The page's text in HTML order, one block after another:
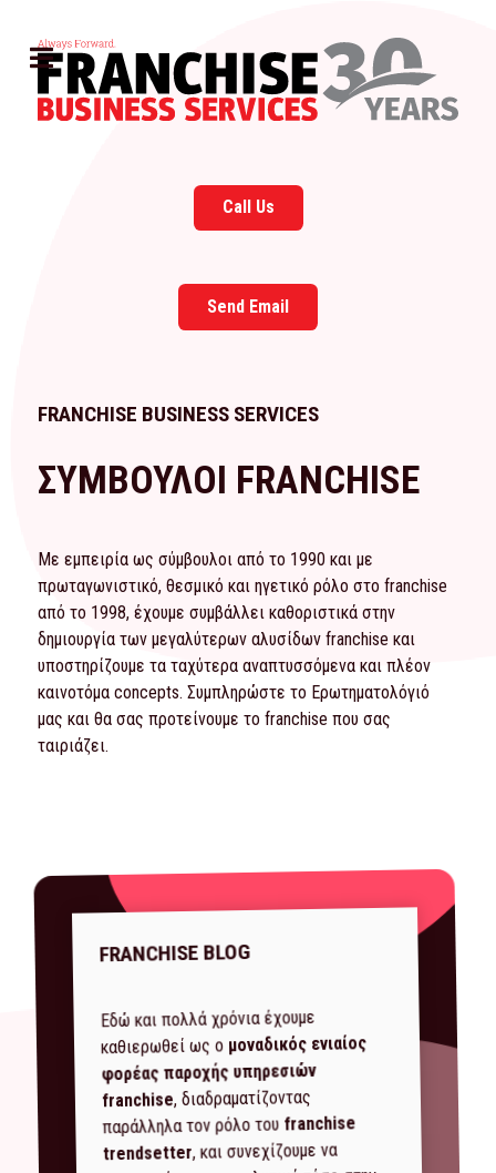
Call Us
Send Email
FRANCHISE BUSINESS SERVICES
ΣΥΜΒΟΥΛΟΙ FRANCHISE
Με εμπειρία ως σύμβουλοι από το 1990 και με
πρωταγωνιστικό, θεσμικό και ηγετικό ρόλο στο franchise
από το 1998, έχουμε συμβάλλει καθοριστικά στην
δημιουργία των μεγαλύτερων αλυσίδων franchise και
υποστηρίζουμε τα ταχύτερα αναπτυσσόμενα και πλέον
καινοτόμα concepts. Συμπληρώστε το Ερωτηματολόγιό
μας και θα σας προτείνουμε το franchise που σας
ταιριάζει.
FRANCHISE BLOG
Εδώ και πολλά χρόνια έχουμε
καθιερωθεί ως ο μοναδικός ενιαίος
φορέας παροχής υπηρεσιών
franchise, διαδραματίζοντας
παράλληλα τον ρόλο του franchise
trendsetter, και συνεχίζουμε να